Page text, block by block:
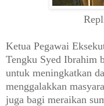
Ketua Pegawai
Tengku Syed Ibrahim
untuk meningkatkan
menggalakkan
juga bagi meraikan